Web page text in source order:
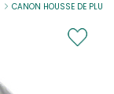
CANON HOUSSE DE